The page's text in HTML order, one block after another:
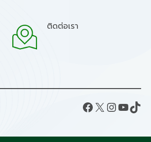
ติดต่อเรา
Facebook X InstagramYouTube TikTok